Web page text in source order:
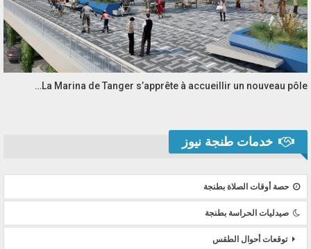
La Marina de Tanger s’apprête à accueillir un nouveau pôle…
خدمات طنجة نيوز
حصة أوقات الصلاة بطنجة
صيدليات الحراسة بطنجة
توقعات أحوال الطقس